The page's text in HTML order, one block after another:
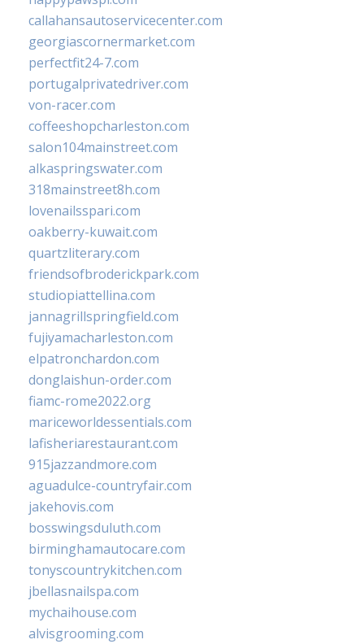
callahansautoservicecenter.com
georgiascornermarket.com
perfectfit24-7.com
portugalprivatedriver.com
von-racer.com
coffeeshopcharleston.com
salon104mainstreet.com
alkaspringswater.com
318mainstreet8h.com
lovenailsspari.com
oakberry-kuwait.com
quartzliterary.com
friendsofbroderickpark.com
studiopiattellina.com
jannagrillspringfield.com
fujiyamacharleston.com
elpatronchardon.com
donglaishun-order.com
fiamc-rome2022.org
mariceworldessentials.com
lafisheriarestaurant.com
915jazzandmore.com
aguadulce-countryfair.com
jakehovis.com
bosswingsduluth.com
birminghamautocare.com
tonyscountrykitchen.com
jbellasnailspa.com
mychaihouse.com
alvisgrooming.com